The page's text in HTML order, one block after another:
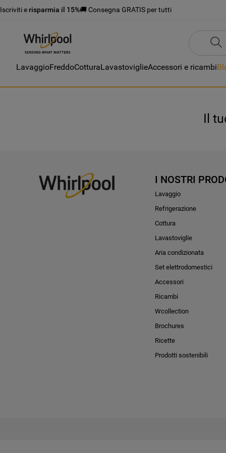
Iscriviti e risparmia il 15%🚚 Consegna GRATIS per tutti
LavaggioFreddoCotturaLavastoviglieAccessori e ricambi
Il
I NOSTRI
Lavaggio
Refrigerazione
Cottura
Lavastoviglie
Aria condizionata
Set elettrodomestici
Accessori
Ricambi
Wcollection
Brochures
Ricette
Prodotti sostenibili